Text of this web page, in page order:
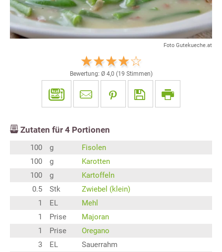
Foto Gutekueche.at
Bewertung: Ø 4,0 (19 Stimmen)
Zutaten für 4 Portionen
100 g
Fisolen
100
g
Karotten
100
g
Kartoffeln
0.5
Stk
Zwiebel (klein)
1
EL
Mehl
1
Prise
Majoran
1
Prise
Oregano
3
EL
Sauerrahm